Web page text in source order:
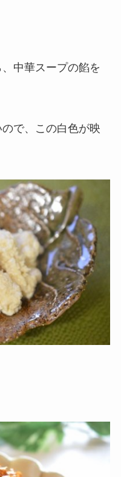
中華スープの餡を
で、この白色が映